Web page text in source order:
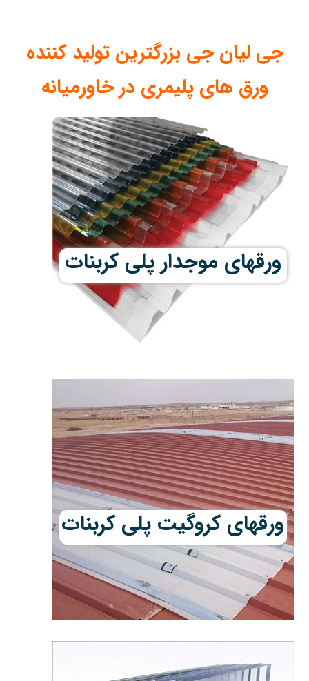
جی لیان جی بزرگترین تولید کننده
ورق های پلیمری در خاورمیانه
ورقهای موجدار پلی کربنات
ورقهای کروگیت پلی کربنات